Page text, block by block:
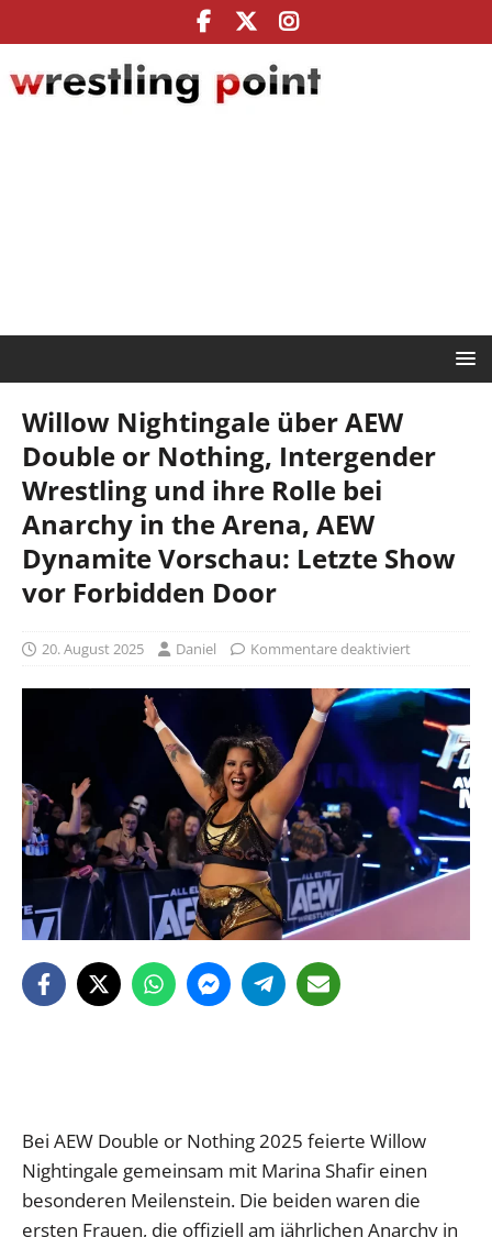
Willow Nightingale über AEW
Double or Nothing, Intergender
Wrestling und ihre Rolle bei
Anarchy in the Arena, AEW
Dynamite Vorschau: Letzte Show
vor Forbidden Door
20. August 2025 Daniel Kommentare deaktiviert
Bei AEW Double or Nothing 2025 feierte Willow
Nightingale gemeinsam mit Marina Shafir einen
besonderen Meilenstein. Die beiden waren die
ersten Frauen, die offiziell am jährlichen Anarchy in